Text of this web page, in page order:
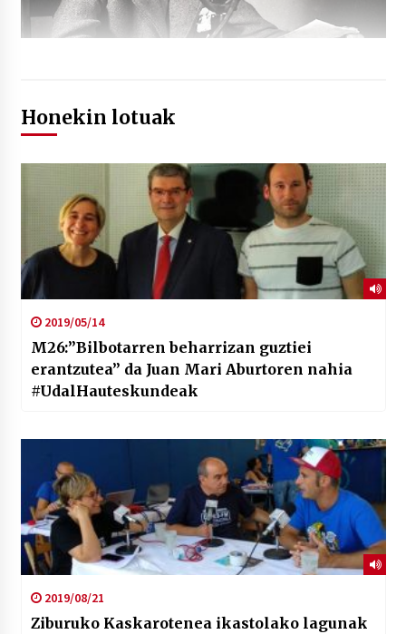
Honekin lotuak
2019/05/14
M26:”Bilbotarren beharrizan guztiei
erantzutea” da Juan Mari Aburtoren nahia
#UdalHauteskundeak
2019/08/21
Ziburuko Kaskarotenea ikastolako lagunak